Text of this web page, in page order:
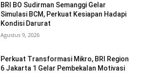
BRI BO Sudirman Semanggi Gelar
Simulasi BCM, Perkuat Kesiapan Hadapi
Kondisi Darurat
Agustus 9, 2026
Perkuat Transformasi Mikro, BRI Region
6 Jakarta 1 Gelar Pembekalan Motivasi